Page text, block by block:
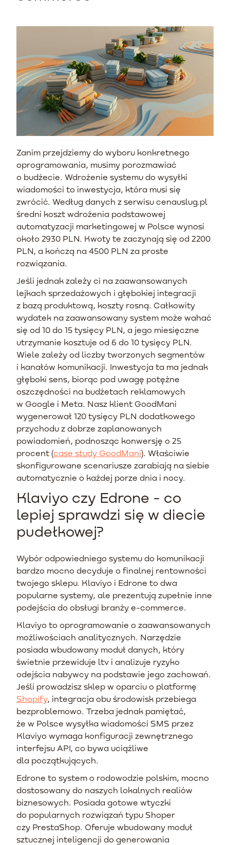
Zanim przejdziemy do wyboru konkretnego
oprogramowania, musimy porozmawiać
o budżecie. Wdrożenie systemu do wysyłki
wiadomości to inwestycja, która musi się
zwrócić. Według danych z serwisu cenauslug.pl
średni koszt wdrożenia podstawowej
automatyzacji marketingowej w Polsce wynosi
około 2930 PLN. Kwoty te zaczynają się od 2200
PLN, a kończą na 4500 PLN za proste
rozwiązania.
Jeśli jednak zależy ci na zaawansowanych
lejkach sprzedażowych i głębokiej integracji
z bazą produktową, koszty rosną. Całkowity
wydatek na zaawansowany system może wahać
się od 10 do 15 tysięcy PLN, a jego miesięczne
utrzymanie kosztuje od 6 do 10 tysięcy PLN.
Wiele zależy od liczby tworzonych segmentów
i kanałów komunikacji. Inwestycja ta ma jednak
głęboki sens, biorąc pod uwagę potężne
oszczędności na budżetach reklamowych
w Google i Meta. Nasz klient GoodMani
wygenerował 120 tysięcy PLN dodatkowego
przychodu z dobrze zaplanowanych
powiadomień, podnosząc konwersję o 25
procent (case study GoodMani). Właściwie
skonfigurowane scenariusze zarabiają na siebie
automatycznie o każdej porze dnia i nocy.
Klaviyo czy Edrone - co
lepiej sprawdzi się w diecie
pudełkowej?
Wybór odpowiedniego systemu do komunikacji
bardzo mocno decyduje o finalnej rentowności
twojego sklepu. Klaviyo i Edrone to dwa
popularne systemy, ale prezentują zupełnie inne
podejścia do obsługi branży e-commerce.
Klaviyo to oprogramowanie o zaawansowanych
możliwościach analitycznych. Narzędzie
posiada wbudowany moduł danych, który
świetnie przewiduje ltv i analizuje ryzyko
odejścia nabywcy na podstawie jego zachowań.
Jeśli prowadzisz sklep w oparciu o platformę
Shopify, integracja obu środowisk przebiega
bezproblemowo. Trzeba jednak pamiętać,
że w Polsce wysyłka wiadomości SMS przez
Klaviyo wymaga konfiguracji zewnętrznego
interfejsu API, co bywa uciążliwe
dla początkujących.
Edrone to system o rodowodzie polskim, mocno
dostosowany do naszych lokalnych realiów
biznesowych. Posiada gotowe wtyczki
do popularnych rozwiązań typu Shoper
czy PrestaShop. Oferuje wbudowany moduł
sztucznej inteligencji do generowania